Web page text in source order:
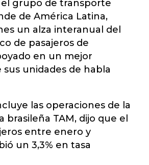
el grupo de transporte
de América Latina,
un alza interanual del
de pasajeros de
en un mejor
unidades de habla
las operaciones de la
brasileña TAM, dijo que el
entre enero y
un 3,3% en tasa